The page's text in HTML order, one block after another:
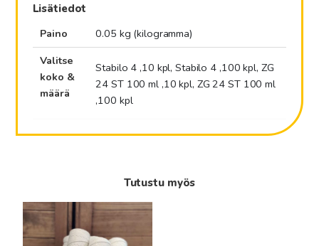
Lisätiedot
Paino
0.05 kg (kilogramma)
Valitse
koko &
määrä
Stabilo 4 ,10 kpl, Stabilo 4 ,100 kpl, ZG
24 ST 100 ml ,10 kpl, ZG 24 ST 100 ml
,100 kpl
Tutustu myös
Tällä
tuotteella
on